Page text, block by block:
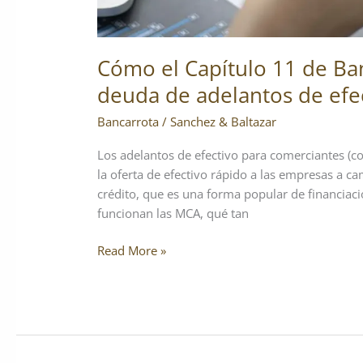
Cómo el Capítulo 11 de
deuda de adelantos de
Bancarrota /Sanchez & Baltazar
Los adelantos de efectivo para comerciantes
la oferta de efectivo rápido a las empresas a
crédito, que es una forma popular de
funcionan las MCA, qué tan
Read More »